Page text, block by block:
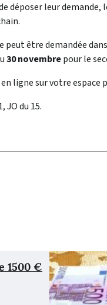
déposer leur demande,
peut être demandée
30 novembrepour le
ligne sur votre espace
JO du 15.
1500 €